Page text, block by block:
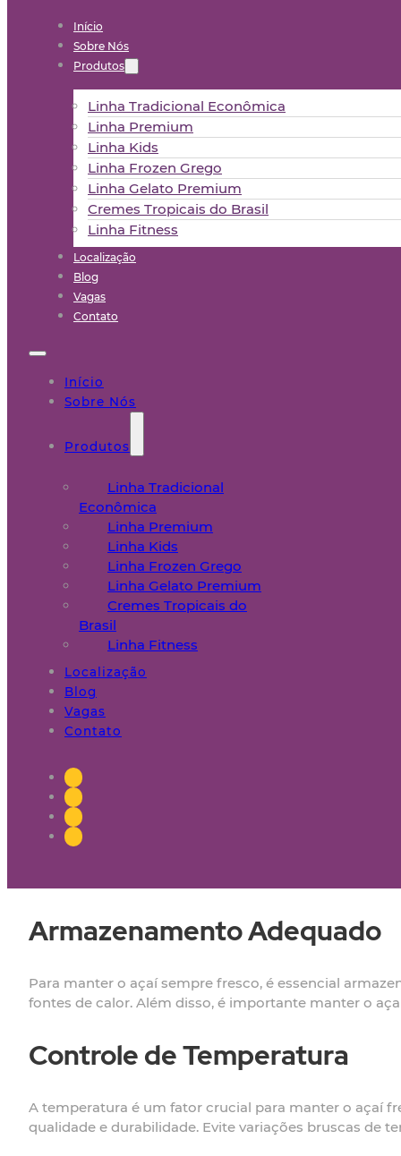
Início
Sobre Nós
Produtos
Linha Tradicional Econômica
Linha Premium
Linha Kids
Linha Frozen Grego
Linha Gelato Premium
Cremes Tropicais do Brasil
Linha Fitness
Localização
Blog
Vagas
Contato
Início
Sobre Nós
Produtos
Linha Tradicional
Econômica
Linha Premium
Linha Kids
Linha Frozen Grego
Linha Gelato Premium
Cremes Tropicais do
Brasil
Linha Fitness
Localização
Blog
Vagas
Contato
Armazenamento Adequado
Para manter o açaí sempre fresco, é essencial
fontes de calor. Além disso, é importante manter o
Controle de Temperatura
A temperatura é um fator crucial para manter o açaí
qualidade e durabilidade. Evite variações bruscas de